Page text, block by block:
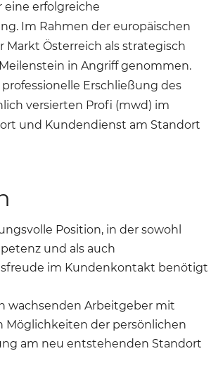
eine erfolgreiche
Im Rahmen der europäischen
Markt Österreich als strategisch
in Angriff genommen.
Erschließung des
versierten Profi (mwd) im
und Kundendienst am Standort
Position, in der sowohl
und als auch
im Kundenkontakt benötigt
wachsenden Arbeitgeber mit
Möglichkeiten der persönlichen
am neu entstehenden Standort